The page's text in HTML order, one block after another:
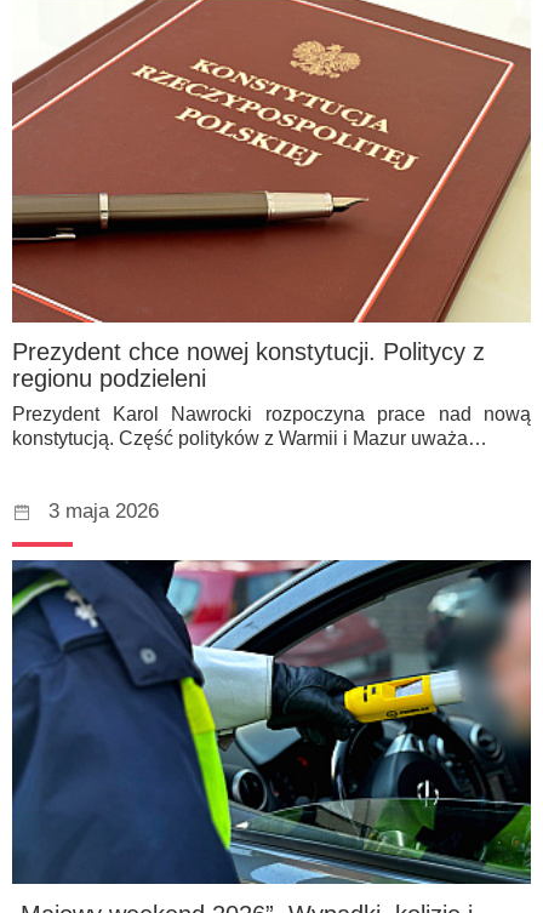
Prezydent chce nowej konstytucji. Politycy z
regionu podzieleni
Prezydent Karol Nawrocki rozpoczyna prace nad nową
konstytucją. Część polityków z Warmii i Mazur uważa…
3 maja 2026